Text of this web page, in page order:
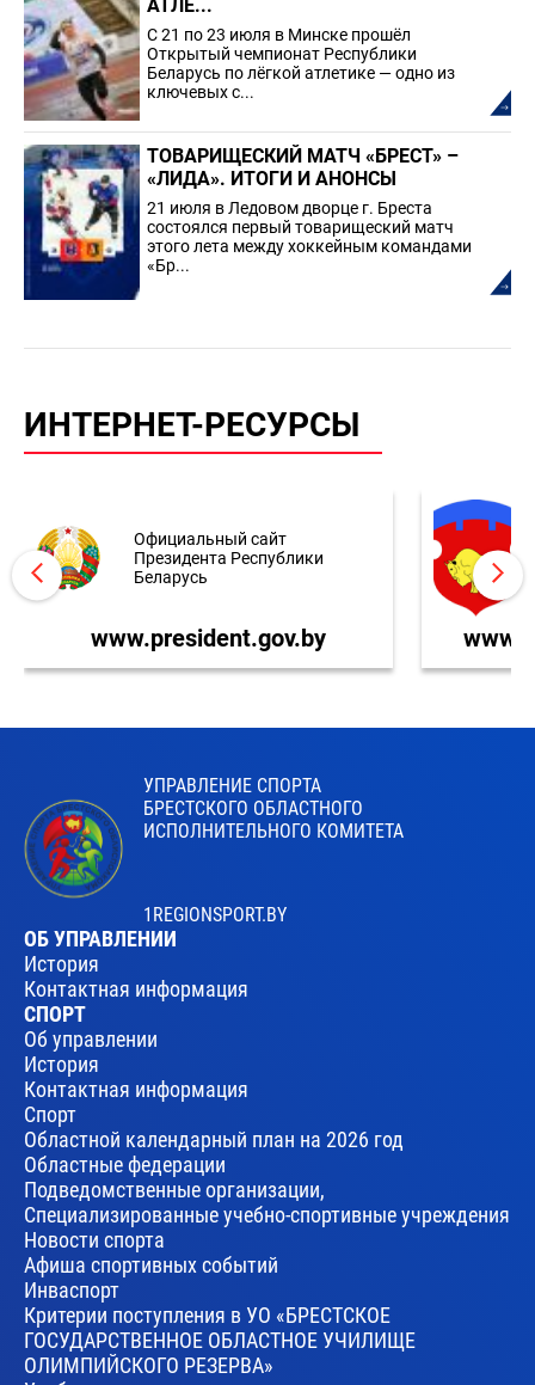
АТЛЕ...
С 21 по 23 июля в Минске прошёл
Открытый чемпионат Республики
Беларусь по лёгкой атлетике — одно из
ключевых с...
ТОВАРИЩЕСКИЙ МАТЧ «БРЕСТ» –
«ЛИДА». ИТОГИ И АНОНСЫ
21 июля в Ледовом дворце г. Бреста
состоялся первый товарищеский матч
этого лета между хоккейным командами
«Бр...
ИНТЕРНЕТ-РЕСУРСЫ
Официальный сайт
Президента Республики
Беларусь
www.president.gov.by
УПРАВЛЕНИЕ СПОРТА
БРЕСТСКОГО ОБЛАСТНОГО
ИСПОЛНИТЕЛЬНОГО КОМИТЕТА
1REGIONSPORT.BY
ОБ УПРАВЛЕНИИ
История
Контактная информация
СПОРТ
Об управлении
История
Контактная информация
Спорт
Областной календарный план на 2026 год
Областные федерации
Подведомственные организации,
Специализированные учебно-спортивные учреждения
Новости спорта
Афиша спортивных событий
Инваспорт
Критерии поступления в УО «БРЕСТСКОЕ
ГОСУДАРСТВЕННОЕ ОБЛАСТНОЕ УЧИЛИЩЕ
ОЛИМПИЙСКОГО РЕЗЕРВА»